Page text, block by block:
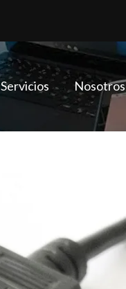
Servicios Nosotros